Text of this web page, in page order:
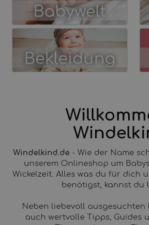
Windelkind.de - Wie der Name
unserem Onlineshop um
Wickelzeit. Alles was du für dich
benötigst, kannst du
Neben liebevoll
auch wertvolle Tipps, Guides